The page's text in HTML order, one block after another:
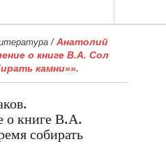
/ Анатолий
о книге В.А. Сол
камни»».
о книге В.А.
собирать